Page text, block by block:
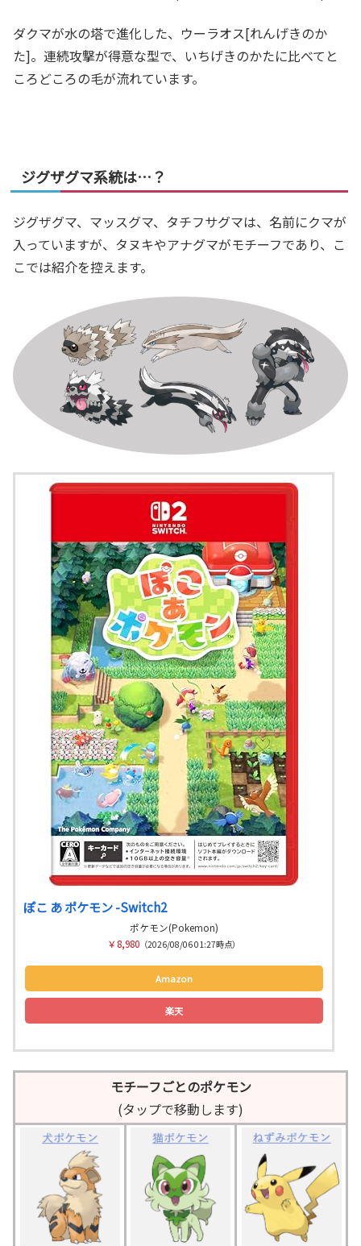
ダクマが水の塔で進化した、ウーラオス[れんげきのか
た]。連続攻撃が得意な型で、いちげきのかたに比べてと
ころどころの毛が流れています。
ジグザグマ系統は…？
ジグザグマ、マッスグマ、タチフサグマは、名前にクマが
入っていますが、タヌキやアナグマがモチーフであり、こ
こでは紹介を控えます。
ぽこ あ ポケモン -Switch2
ポケモン(Pokemon)
￥8,980 （2026/08/06 01:27時点）
Amazon
楽天
モチーフごとのポケモン
(タップで移動します)